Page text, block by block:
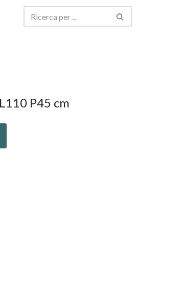
P45 cm